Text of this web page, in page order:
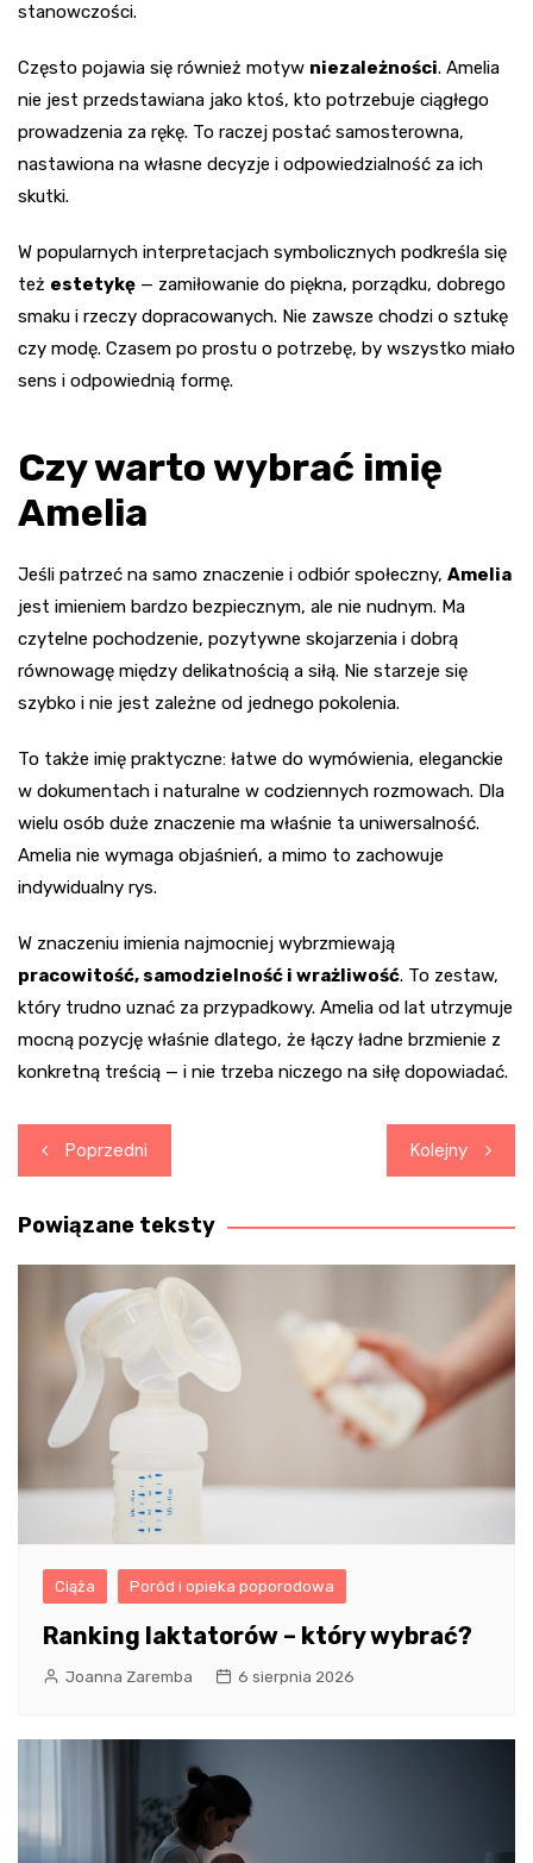
stanowczości.
Często pojawia się również motyw niezależności. Amelia
nie jest przedstawiana jako ktoś, kto potrzebuje ciągłego
prowadzenia za rękę. To raczej postać samosterowna,
nastawiona na własne decyzje i odpowiedzialność za ich
skutki.
W popularnych interpretacjach symbolicznych podkreśla się
też estetykę — zamiłowanie do piękna, porządku, dobrego
smaku i rzeczy dopracowanych. Nie zawsze chodzi o sztukę
czy modę. Czasem po prostu o potrzebę, by wszystko miało
sens i odpowiednią formę.
Czy warto wybrać imię
Amelia
Jeśli patrzeć na samo znaczenie i odbiór społeczny, Amelia
jest imieniem bardzo bezpiecznym, ale nie nudnym. Ma
czytelne pochodzenie, pozytywne skojarzenia i dobrą
równowagę między delikatnością a siłą. Nie starzeje się
szybko i nie jest zależne od jednego pokolenia.
To także imię praktyczne: łatwe do wymówienia, eleganckie
w dokumentach i naturalne w codziennych rozmowach. Dla
wielu osób duże znaczenie ma właśnie ta uniwersalność.
Amelia nie wymaga objaśnień, a mimo to zachowuje
indywidualny rys.
W znaczeniu imienia najmocniej wybrzmiewają
pracowitość, samodzielność i wrażliwość. To zestaw,
który trudno uznać za przypadkowy. Amelia od lat utrzymuje
mocną pozycję właśnie dlatego, że łączy ładne brzmienie z
konkretną treścią — i nie trzeba niczego na siłę dopowiadać.
Nawigacja
wpisu
Poprzedni Kolejny
Powiązane teksty
Ciąża Poród i opieka poporodowa
Ranking laktatorów – który wybrać?
Joanna Zaremba 6 sierpnia 2026